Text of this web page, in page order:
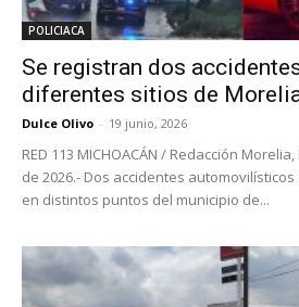
POLICIACA
Se registran dos
diferentes sitios de
Dulce Olivo - 19 junio, 2026
RED 113 MICHOACÁN / Redacción
de 2026.- Dos accidentes
en distintos puntos del municipio de...